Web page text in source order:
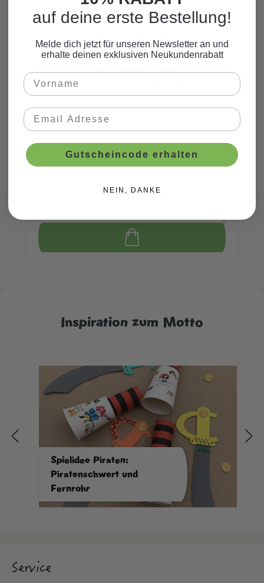
Piraten-Masken, 6 Stk
Inspiration zum Motto
Spielidee Piraten:
Piratenschwert und
Fernrohr
Service
auf deine erste Bestellung!
Melde dich jetzt für unseren Newsletter an und
erhalte deinen exklusiven Neukundenrabatt
Gutscheincode erhalten
NEIN, DANKE